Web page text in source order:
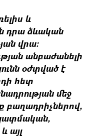
և
դրա ձևական
վրա:
անբաժանելի
օժտված է
հետ
մեջ
բաղադրիչներով,
այլ